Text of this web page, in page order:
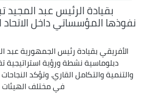
بقيادة الرئيس عبد المجيد
نفوذها المؤسساتي داخل
الأفريقي بقيادة رئيس الجمهورية عبد
دبلوماسية نشطة ورؤية
والتنمية والتكامل القاري. وتؤكد
في مختلف الهيئات